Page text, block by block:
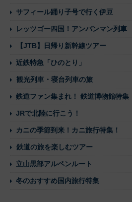
サフィール踊り子号で行く伊豆
レッツゴー四国！アンパンマン列車
【JTB】日帰り新幹線ツアー
近鉄特急「ひのとり」
観光列車・寝台列車の旅
鉄道ファン集まれ！ 鉄道博物館特集
JRで北陸に行こう！
カニの季節到来！カニ旅行特集！
鉄道の旅を楽しむツアー
立山黒部アルペンルート
冬のおすすめ国内旅行特集